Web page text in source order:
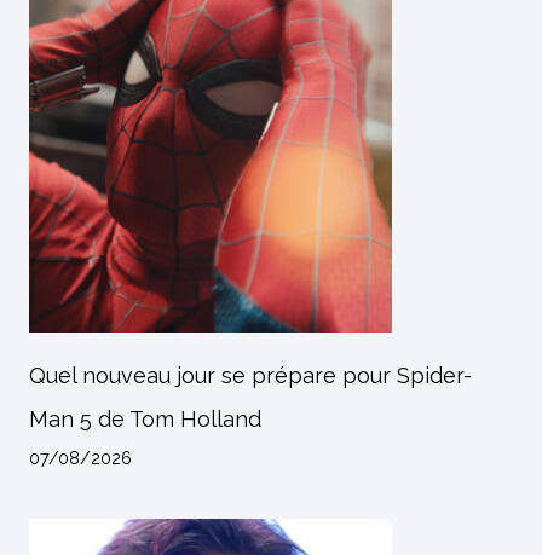
Quel nouveau jour se prépare pour Spider-
Man 5 de Tom Holland
07/08/2026